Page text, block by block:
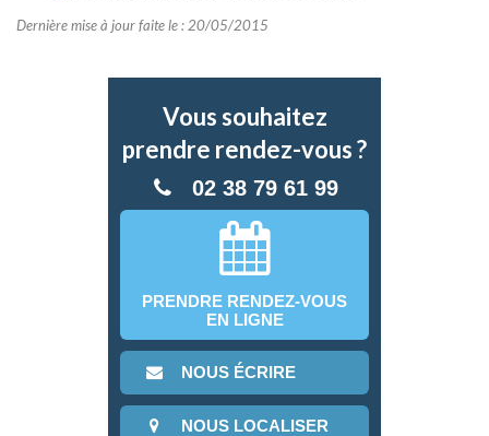
Dernière mise à jour faite le : 20/05/2015
Vous souhaitez
prendre rendez-vous ?
02 38 79 61 99
PRENDRE RENDEZ-VOUS
EN LIGNE
NOUS ÉCRIRE
NOUS LOCALISER